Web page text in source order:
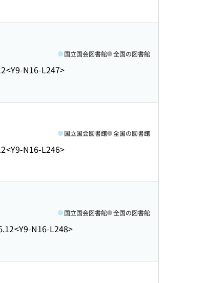
<Y9-N16-L247>
国立国会図書館 全国の図書館
<Y9-N16-L246>
国立国会図書館 全国の図書館
<Y9-N16-L248>
国立国会図書館 全国の図書館